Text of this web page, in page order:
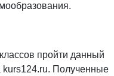
пройти данный
Полученные